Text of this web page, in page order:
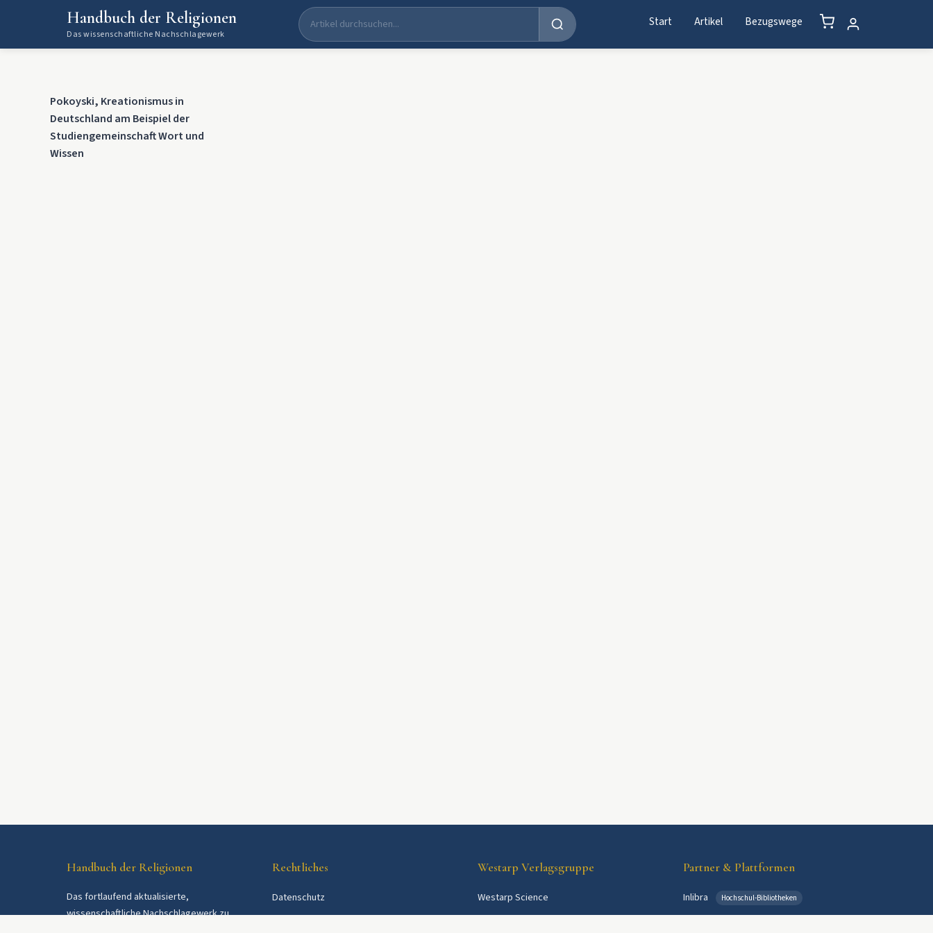
Handbuch der Religionen
Das wissenschaftliche Nachschlagewerk
Start Artikel Bezugswege
Pokoyski, Kreationismus in
Deutschland am Beispiel der
Studiengemeinschaft Wort und
Wissen
Handbuch der Religionen
Das fortlaufend aktualisierte,
wissenschaftliche Nachschlagewerk zu
Rechtliches
Datenschutz
Westarp Verlagsgruppe
Westarp Science
Partner & Plattformen
Inlibra Hochschul-Bibliotheken